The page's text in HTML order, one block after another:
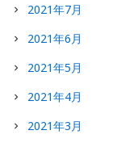
2021年7月
2021年6月
2021年5月
2021年4月
2021年3月